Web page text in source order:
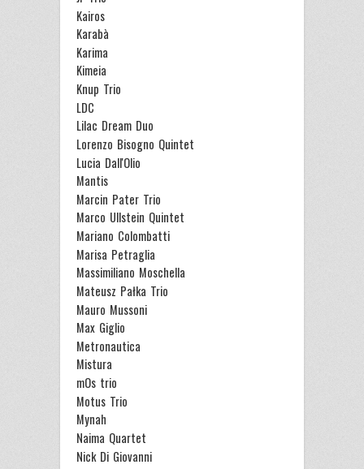
Kairos
Karabà
Karima
Kimeia
Knup Trio
LDC
Lilac Dream Duo
Lorenzo Bisogno Quintet
Lucia Dall'Olio
Mantis
Marcin Pater Trio
Marco Ullstein Quintet
Mariano Colombatti
Marisa Petraglia
Massimiliano Moschella
Mateusz Pałka Trio
Mauro Mussoni
Max Giglio
Metronautica
Mistura
mOs trio
Motus Trio
Mynah
Naima Quartet
Nick Di Giovanni